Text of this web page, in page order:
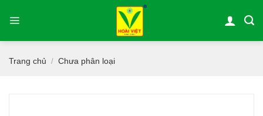
qua
Trang chủ / Chưa phân loại